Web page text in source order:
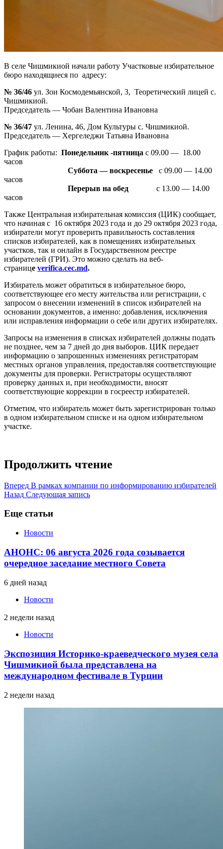
В селе Чишмикиой начали работу Участковые избирательное
бюро находящиеся по адресу:
№ 36/46 ул. Зои Космодемьянской, 3, Теоретический лицей с.
Чишмикиой.
Председатель — Чобан Валентина Ивановна
№ 36/47 ул. Ленина, 46, Дом Культуры с. Чишмикиой.
Председатель — Хергеледжи Татьяна Ивановна
График работы: Понедельник -пятница с 09.00 — 18.00
часов
Суббота — воскресенье с 09.00 — 14.00
часов
Перерыв на обед с 13.00 — 14.00
часов
Также Центральная избирательная комиссия (ЦИК) сообщает,
что начиная с 16 октября 2023 года и до 29 октября 2023 года,
избиратели могут проверить правильность составления
списков избирателей, как в помещениях избирательных
участков, так и онлайн в Государственном реестре
избирателей (ГРИ). Это можно сделать на веб-
странице verifica.cec.md.
Избиратель может обратиться в избирательное бюро,
соответствующее его месту жительства или регистрации, с
запросом о внесении изменений в список избирателей на
основании документов, а именно: добавления, исключения
или исправления информации о себе или других избирателях.
Запросы на изменения в списках избирателей должны подать
не позднее, чем за 7 дней до дня выборов. ЦИК передает
информацию о запрошенных изменениях регистраторам
местных органов управления, предоставляя соответствующие
документы для проверки. Регистраторы осуществляют
проверку данных и, при необходимости, вносят
соответствующие коррекции в госреестр избирателей.
Отметим, что избиратель может быть зарегистрирован только
в одном избирательном списке и на одном избирательном
участке.
Продолжить чтение
Вперед В рамках компании по информированию избирателей
Назад Следующая запись
Еще статьи
Новости
АНОНС: 06 августа 2026 года созывается
очередное заседание местного Совета
6 дней назад
Новости
2 недели назад
Новости
Экспозиция Историко-краеведческого музея села
Чишмикиой была представлена на
международном фестивале в Турции
2 недели назад